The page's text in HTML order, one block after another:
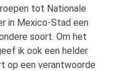
tot Nationale
in Mexico-Stad een
soort. Om het
ik ook een helder
op een verantwoorde